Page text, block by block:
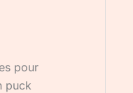
pour
puck